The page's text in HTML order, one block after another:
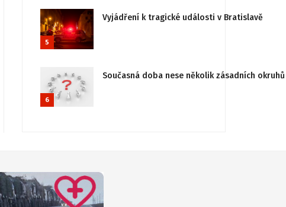
5
Vyjádření k tragické události v Bratislavě
6
Současná doba nese několik zásadních